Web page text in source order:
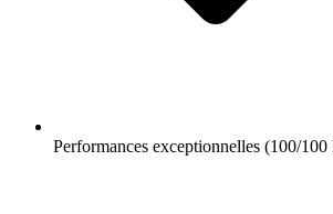
Performances exceptionnelles (100/100